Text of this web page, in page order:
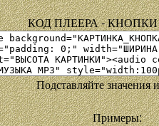
КОД ПЛЕЕРА - КНОПКИ
Подставляйте значения
Примеры: